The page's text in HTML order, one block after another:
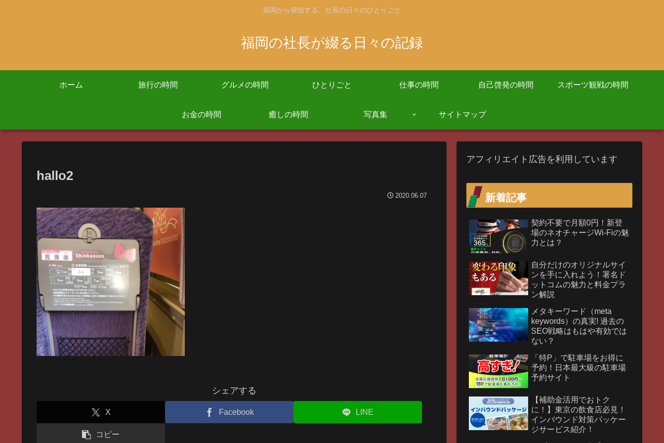
福岡から発信する、社長の日々のひとりごと
福岡の社長が綴る日々の記録
ホーム 旅行の時間 グルメの時間 ひとりごと 仕事の時間 自己啓発の時間 スポーツ観戦の時間
お金の時間 癒しの時間 写真集 サイトマップ
hallo2
2020.06.07
シェアする
X Facebook LINE
コピー
アフィリエイト広告を利用しています
新着記事
契約不要で月額0円！新登
場のネオチャージWi-Fiの魅
力とは？
自分だけのオリジナルサイ
ンを手に入れよう！署名ド
ットコムの魅力と料金プラ
ン解説
メタキーワード（meta
keywords）の真実! 過去の
SEO戦略はもはや有効では
ない？
「特P」で駐車場をお得に
予約！日本最大級の駐車場
予約サイト
【補助金活用でおトク
に！】東京の飲食店必見！
インバウンド対策パッケー
ジサービス紹介！